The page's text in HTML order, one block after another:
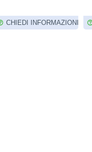
CHIEDI INFORMAZIONI